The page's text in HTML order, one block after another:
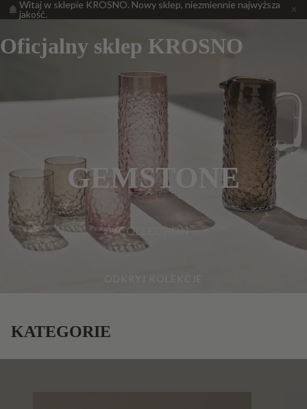
Witaj w sklepie KROSNO. Nowy sklep, niezmiennie najwyższa
jakość.
Oficjalny sklep KROSNO
GEMSTONE
COLLECTION
KATEGORIE